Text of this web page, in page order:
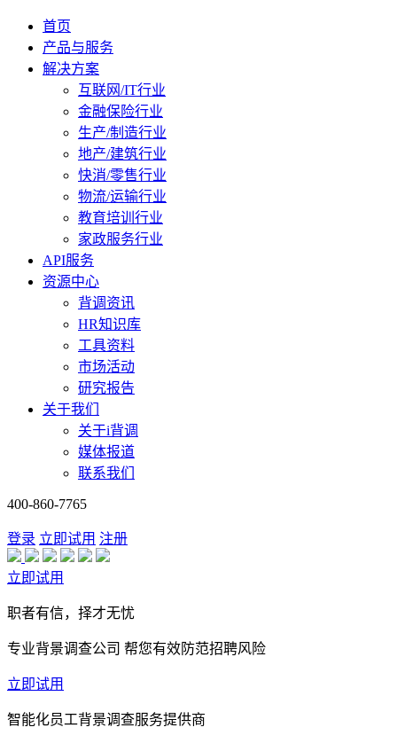
首页
产品与服务
解决方案
互联网/IT行业
金融保险行业
生产/制造行业
地产/建筑行业
快消/零售行业
物流/运输行业
教育培训行业
家政服务行业
API服务
资源中心
背调资讯
HR知识库
工具资料
市场活动
研究报告
关于我们
关于i背调
媒体报道
联系我们
400-860-7765
登录 立即试用 注册
立即试用
职者有信，择才无忧
专业背景调查公司 帮您有效防范招聘风险
立即试用
智能化员工背景调查服务提供商